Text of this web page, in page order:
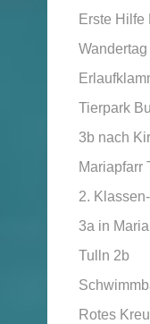
Erste Hilfe
Tierpark
3b nach
Mariapfarr
2.
3a in
Tulln 2b
Rotes